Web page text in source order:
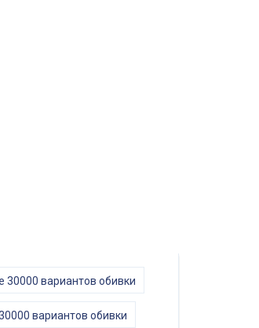
30000 вариантов обивки
вариантов обивки